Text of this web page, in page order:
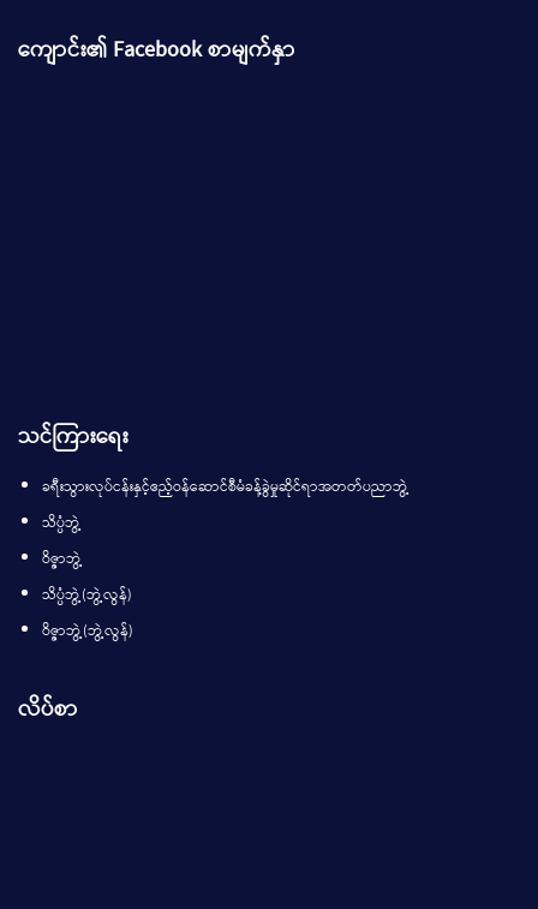
ကျောင်း၏ Facebook စာမျက်နှာ
သင်ကြားရေး
ခရီးသွားလုပ်ငန်းနှင့်ဧည့်ဝန်ဆောင်စီမံခန့်ခွဲမှုဆိုင်ရာအတတ်ပညာဘွဲ့
သိပ္ပံဘွဲ့
ဝိဇ္ဇာဘွဲ့
သိပ္ပံဘွဲ့(ဘွဲ့လွန်)
ဝိဇ္ဇာဘွဲ့(ဘွဲ့လွန်)
လိပ်စာ